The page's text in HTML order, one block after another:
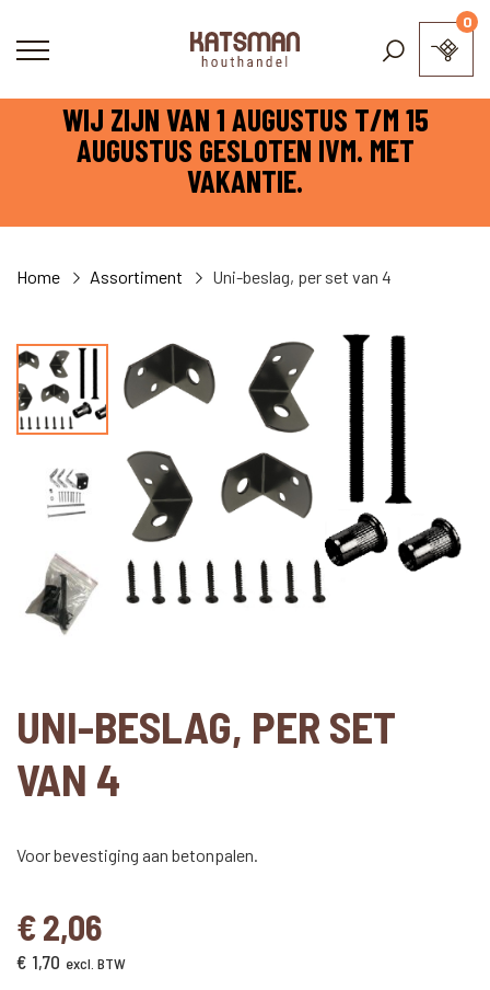
WIJ ZIJN VAN 1 AUGUSTUS T/M 15
AUGUSTUS GESLOTEN IVM. MET
VAKANTIE.
0
Home Assortiment Uni-beslag, per set van 4
UNI-BESLAG, PER SET
VAN 4
Voor bevestiging aan betonpalen.
€2,06
€ 1,70 excl. BTW